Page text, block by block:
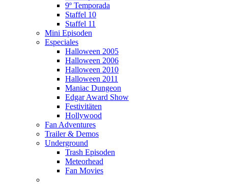
9º Temporada
Staffel 10
Staffel 11
Mini Episoden
Especiales
Halloween 2005
Halloween 2006
Halloween 2010
Halloween 2011
Maniac Dungeon
Edgar Award Show
Festivitäten
Hollywood
Fan Adventures
Trailer & Demos
Underground
Trash Episoden
Meteorhead
Fan Movies